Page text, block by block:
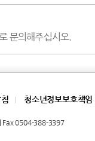
문의해주십시오.
청소년정보보호책임
Fax 0504-388-3397